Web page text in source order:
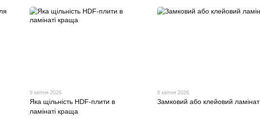
9 квітня 2026
Яка щільність HDF-плити в
ламінаті краща
8 квітня 2026
Замковий або клейовий ламінат